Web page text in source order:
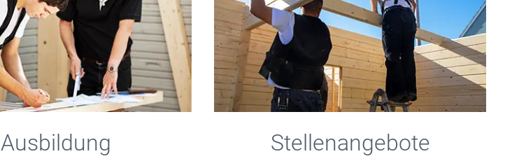
Ausbildung Stellenangebote